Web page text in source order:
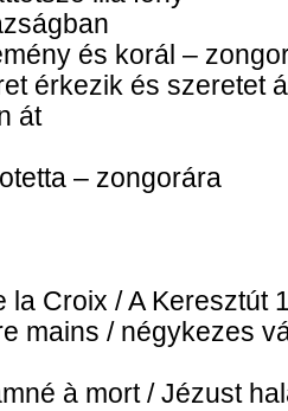
és korál –
érkezik és szeretet
át
– zongorára
la Croix / A Keresztút
mains / négykezes
à mort / Jézust